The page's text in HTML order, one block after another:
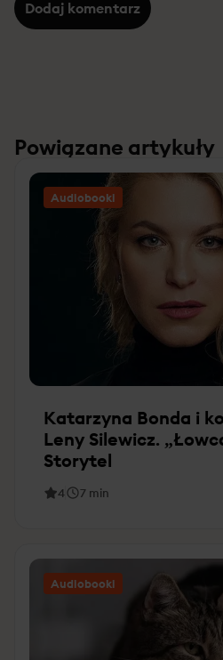
Dodaj komentarz
Powiązane artykuły
Audiobooki
Katarzyna Bonda i
Leny Silewicz.
Storytel
4 7 min
Audiobooki